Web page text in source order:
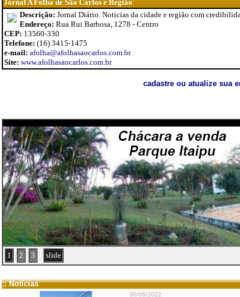
Jornal A Folha de São Carlos e Região
Descrição: Jornal Diário. Noticias da cidade e região com
Endereço: Rua Rui Barbosa, 1278 - Centro
CEP: 13560-330
Telefone: (16) 3415-1475
e-mail: afolha@afolhasaocarlos.com.br
Site: www.afolhasaocarlos.com.br
cadastre ou atualize sua
1 2 3 slide
:: Notícias
30/06/2022